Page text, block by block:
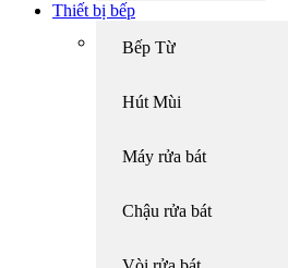
Thiết bị bếp
Bếp Từ
Hút Mùi
Máy rửa bát
Chậu rửa bát